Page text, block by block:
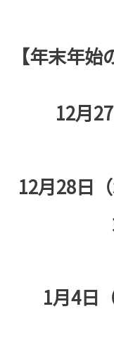
【年末年
12月
12月28日
1月4
5日